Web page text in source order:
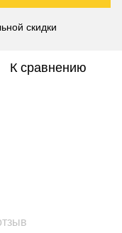
скидки
К сравнению